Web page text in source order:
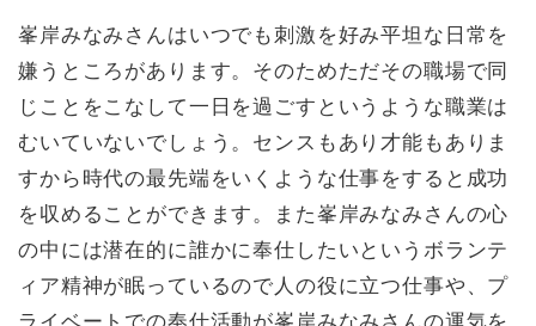
峯岸みなみさんはいつでも刺激を好み平坦な日常を
嫌うところがあります。そのためただその職場で同
じことをこなして一日を過ごすというような職業は
むいていないでしょう。センスもあり才能もありま
すから時代の最先端をいくような仕事をすると成功
を収めることができます。また峯岸みなみさんの心
の中には潜在的に誰かに奉仕したいというボランテ
ィア精神が眠っているので人の役に立つ仕事や、プ
ライベートでの奉仕活動が峯岸みなみさんの運気を